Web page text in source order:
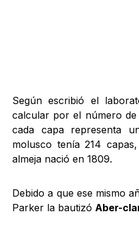
Según escribió el
calcular por el número
cada capa representa
molusco tenía 214
almeja nació en 1809.
Debido a que ese mismo
Parker la bautizó Aber-